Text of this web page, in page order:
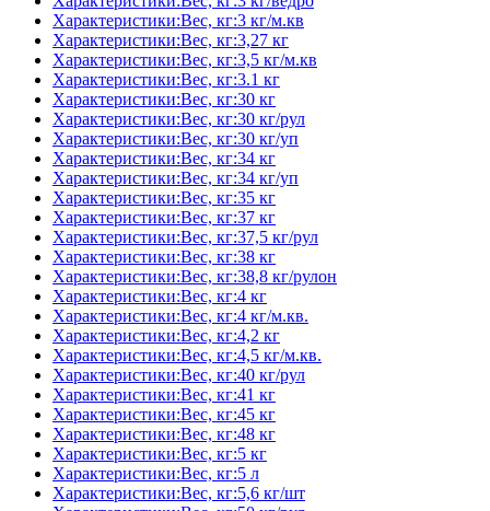
Характеристики:Вес, кг:3 кг/м.кв
Характеристики:Вес, кг:3,27 кг
Характеристики:Вес, кг:3,5 кг/м.кв
Характеристики:Вес, кг:3.1 кг
Характеристики:Вес, кг:30 кг
Характеристики:Вес, кг:30 кг/рул
Характеристики:Вес, кг:30 кг/уп
Характеристики:Вес, кг:34 кг
Характеристики:Вес, кг:34 кг/уп
Характеристики:Вес, кг:35 кг
Характеристики:Вес, кг:37 кг
Характеристики:Вес, кг:37,5 кг/рул
Характеристики:Вес, кг:38 кг
Характеристики:Вес, кг:38,8 кг/рулон
Характеристики:Вес, кг:4 кг
Характеристики:Вес, кг:4 кг/м.кв.
Характеристики:Вес, кг:4,2 кг
Характеристики:Вес, кг:4,5 кг/м.кв.
Характеристики:Вес, кг:40 кг/рул
Характеристики:Вес, кг:41 кг
Характеристики:Вес, кг:45 кг
Характеристики:Вес, кг:48 кг
Характеристики:Вес, кг:5 кг
Характеристики:Вес, кг:5 л
Характеристики:Вес, кг:5,6 кг/шт